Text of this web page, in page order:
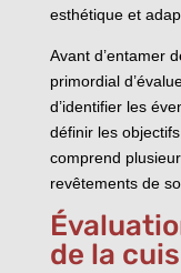
esthétique et
Avant d’entamer
primordial
d’identifier les
définir les
comprend
revêtements de
de la